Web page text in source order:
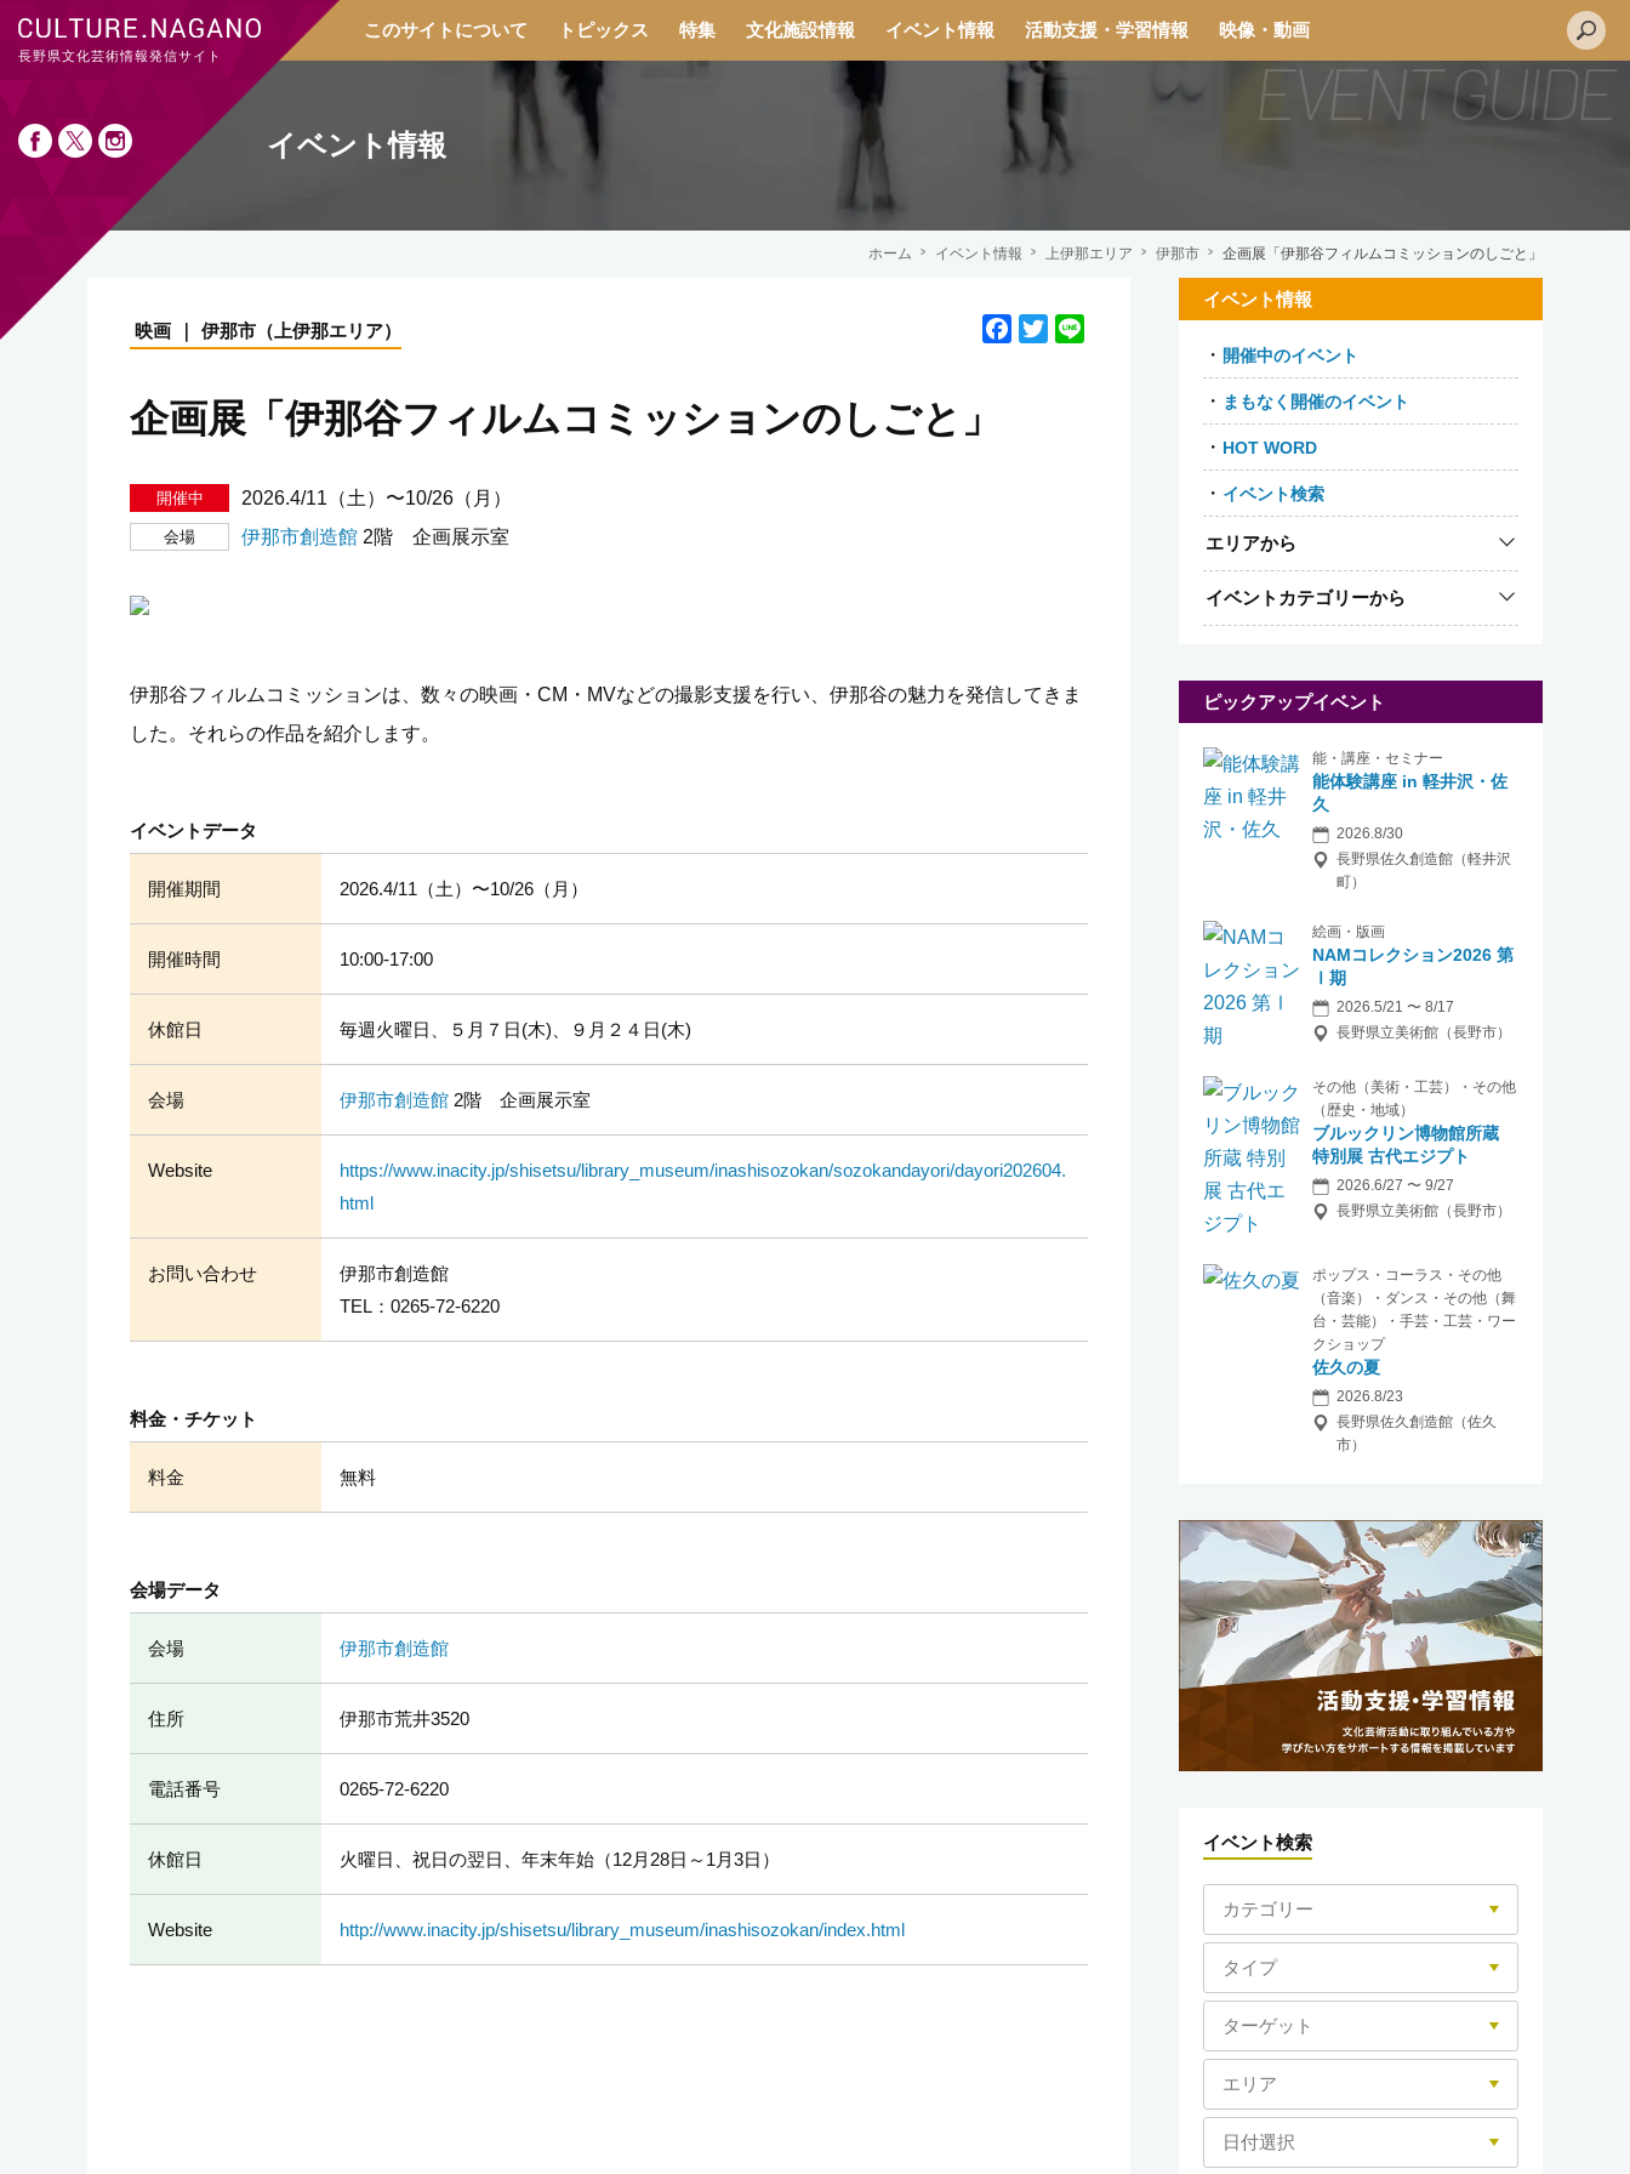
長野県文化芸術情報発信サイト
このサイトについて トピックス 特集 文化施設情報 イベント情報 活動支援・学習情報 映像・動画
イベント情報
ホーム イベント情報 上伊那エリア 伊那市 企画展「伊那谷フィルムコミッションのしごと」
映画 伊那市 （ 上伊那エリア）
F
T
企画展「伊那谷フィルムコミッションのしごと」
2026.4/11（土）〜10/26（月）
伊那市創造館 2階 企画展示室
伊那谷フィルムコミッションは、数々の映画・CM・MVなどの撮影支援を行い、伊那谷の魅力を発信してきま
した。それらの作品を紹介します。
イベントデータ
開催期間 2026.4/11（土）〜10/26（月）
開催時間 10:00-17:00
休館日 毎週火曜日、５月７日(木)、９月２４日(木)
会場 伊那市創造館 2階 企画展示室
Website
https://www.inacity.jp/shisetsu/library_museum/inashisozokan/sozokandayori/dayori202604.
html
お問い合わせ
伊那市創造館
TEL： 0265-72-6220
料金・チケット
料金 無料
会場データ
会場 伊那市創造館
住所 伊那市荒井3520
電話番号 0265-72-6220
休館日 火曜日、祝日の翌日、年末年始（12月28日～1月3日）
Website http://www.inacity.jp/shisetsu/library_museum/inashisozokan/index.html
イベント情報
開催中のイベント
まもなく開催のイベント
HOT WORD
イベント検索
エリアから
イベントカテゴリーから
ピックアップイベント
能・講座・セミナー
能体験講座 in 軽井沢・佐
久
2026.8/30
長野県佐久創造館（軽井沢
町）
絵画・版画
NAMコレクション2026 第
Ⅰ期
2026.5/21 〜 8/17
長野県立美術館（長野市）
その他（美術・工芸）・その他
（歴史・地域）
ブルックリン博物館所蔵
特別展 古代エジプト
2026.6/27 〜 9/27
長野県立美術館（長野市）
ポップス・コーラス・その他
（音楽）・ダンス・その他（舞
台・芸能）・手芸・工芸・ワー
クショップ
佐久の夏
2026.8/23
長野県佐久創造館（佐久
市）
イベント検索